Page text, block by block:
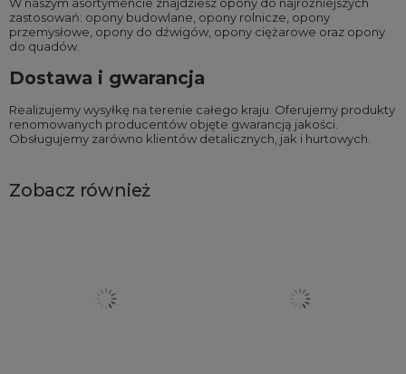
zastosowań: opony budowlane opony rolnicze opony
przemysłowe opony do dźwigów opony ciężarowe oraz opony
do quadów
Dostawa i gwarancja
Realizujemy wysyłkę na terenie całego kraju. Oferujemy produkty
renomowanych producentów objęte gwarancją jakości.
Obsługujemy zarówno klientów detalicznych, jak i hurtowych.
Zobacz również